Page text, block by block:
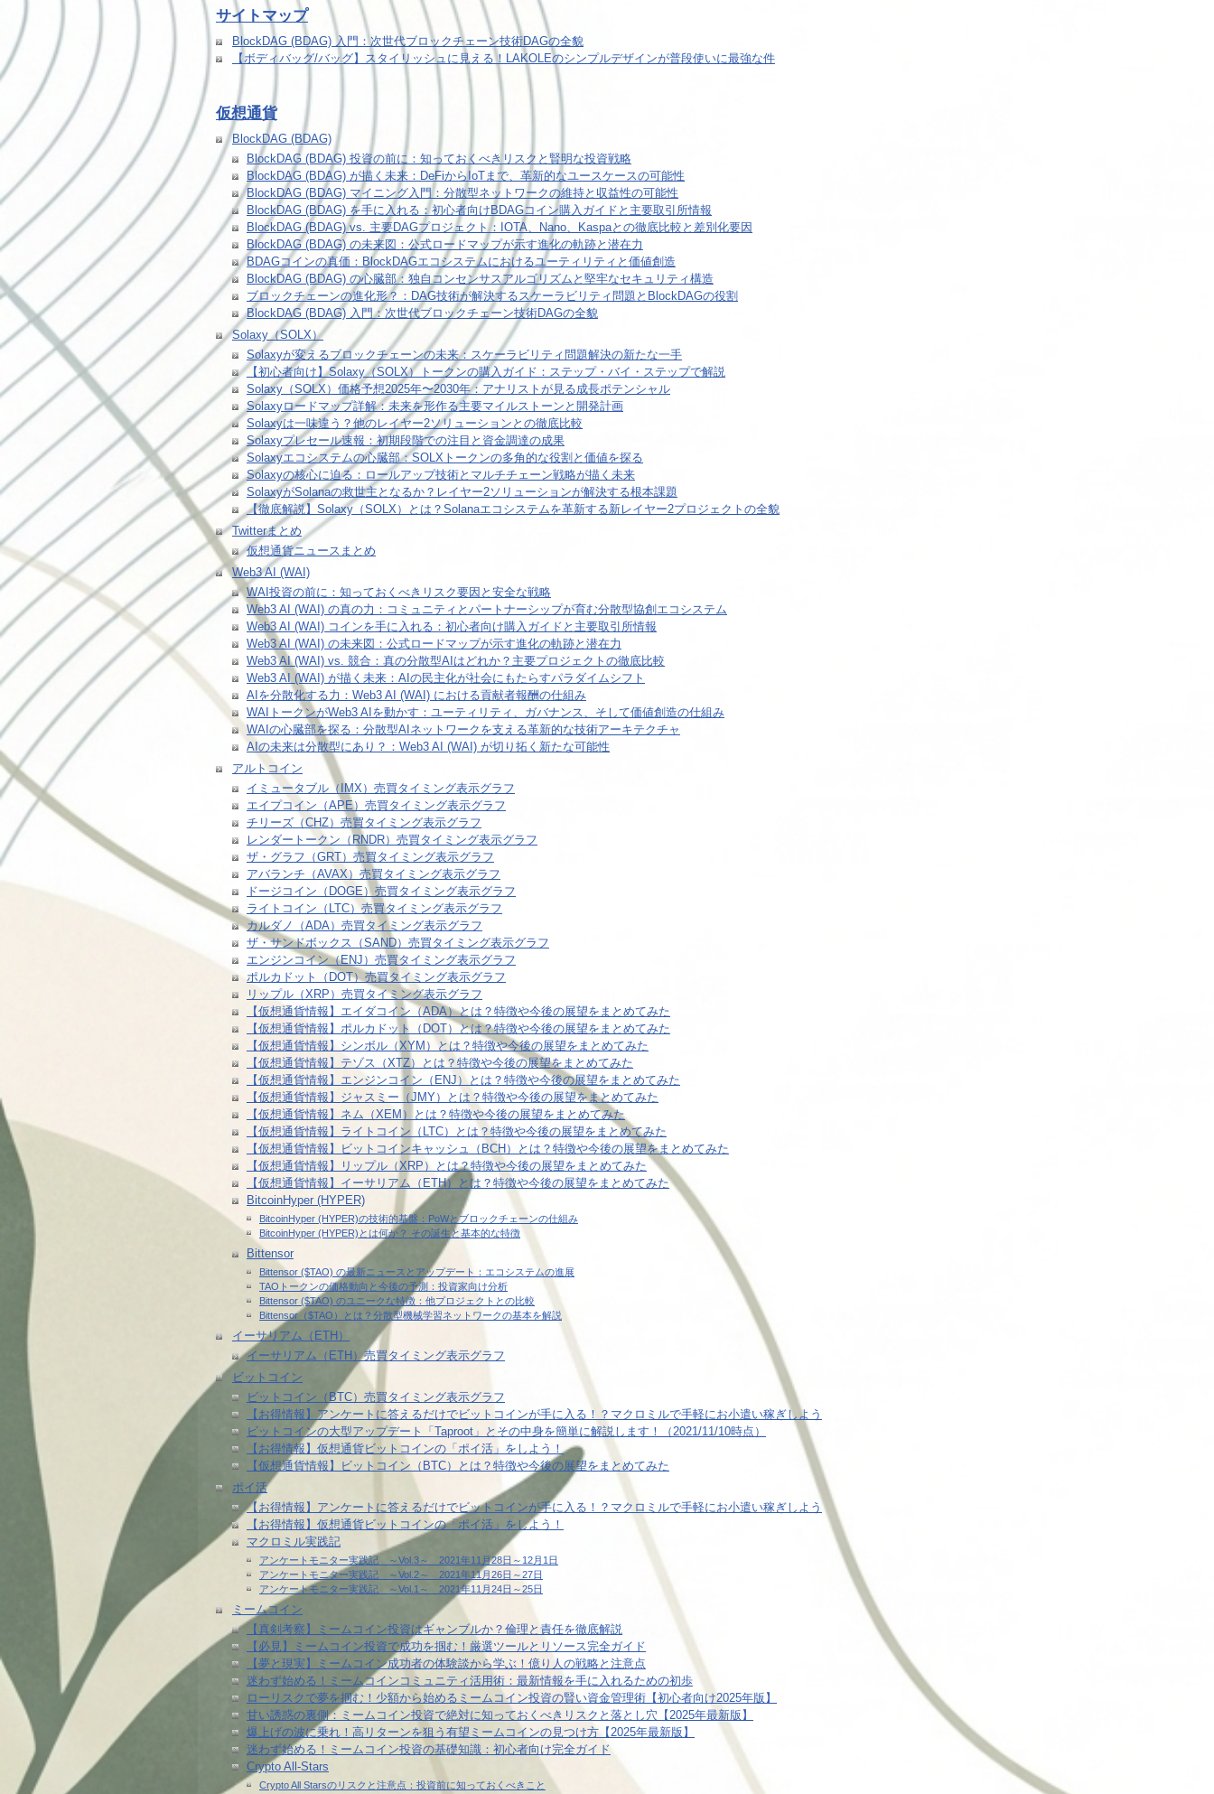
サイトマップ
BlockDAG (BDAG) 入門：次世代ブロックチェーン技術DAGの全貌
【ボディバッグ/バッグ】スタイリッシュに見える！LAKOLEのシンプルデザインが普段使いに最強な件
仮想通貨
BlockDAG (BDAG)
BlockDAG (BDAG) 投資の前に：知っておくべきリスクと賢明な投資戦略
BlockDAG (BDAG) が描く未来：DeFiからIoTまで、革新的なユースケースの可能性
BlockDAG (BDAG) マイニング入門：分散型ネットワークの維持と収益性の可能性
BlockDAG (BDAG) を手に入れる：初心者向けBDAGコイン購入ガイドと主要取引所情報
BlockDAG (BDAG) vs. 主要DAGプロジェクト：IOTA、Nano、Kaspaとの徹底比較と差別化要因
BlockDAG (BDAG) の未来図：公式ロードマップが示す進化の軌跡と潜在力
BDAGコインの真価：BlockDAGエコシステムにおけるユーティリティと価値創造
BlockDAG (BDAG) の心臓部：独自コンセンサスアルゴリズムと堅牢なセキュリティ構造
ブロックチェーンの進化形？：DAG技術が解決するスケーラビリティ問題とBlockDAGの役割
BlockDAG (BDAG) 入門：次世代ブロックチェーン技術DAGの全貌
Solaxy（SOLX）
Solaxyが変えるブロックチェーンの未来：スケーラビリティ問題解決の新たな一手
【初心者向け】Solaxy（SOLX）トークンの購入ガイド：ステップ・バイ・ステップで解説
Solaxy（SOLX）価格予想2025年〜2030年：アナリストが見る成長ポテンシャル
Solaxyロードマップ詳解：未来を形作る主要マイルストーンと開発計画
Solaxyは一味違う？他のレイヤー2ソリューションとの徹底比較
Solaxyプレセール速報：初期段階での注目と資金調達の成果
Solaxyエコシステムの心臓部：SOLXトークンの多角的な役割と価値を探る
Solaxyの核心に迫る：ロールアップ技術とマルチチェーン戦略が描く未来
SolaxyがSolanaの救世主となるか？レイヤー2ソリューションが解決する根本課題
【徹底解説】Solaxy（SOLX）とは？Solanaエコシステムを革新する新レイヤー2プロジェクトの全貌
Twitterまとめ
仮想通貨ニュースまとめ
Web3 AI (WAI)
WAI投資の前に：知っておくべきリスク要因と安全な戦略
Web3 AI (WAI) の真の力：コミュニティとパートナーシップが育む分散型協創エコシステム
Web3 AI (WAI) コインを手に入れる：初心者向け購入ガイドと主要取引所情報
Web3 AI (WAI) の未来図：公式ロードマップが示す進化の軌跡と潜在力
Web3 AI (WAI) vs. 競合：真の分散型AIはどれか？主要プロジェクトの徹底比較
Web3 AI (WAI) が描く未来：AIの民主化が社会にもたらすパラダイムシフト
AIを分散化する力：Web3 AI (WAI) における貢献者報酬の仕組み
WAIトークンがWeb3 AIを動かす：ユーティリティ、ガバナンス、そして価値創造の仕組み
WAIの心臓部を探る：分散型AIネットワークを支える革新的な技術アーキテクチャ
AIの未来は分散型にあり？：Web3 AI (WAI) が切り拓く新たな可能性
アルトコイン
イミュータブル（IMX）売買タイミング表示グラフ
エイプコイン（APE）売買タイミング表示グラフ
チリーズ（CHZ）売買タイミング表示グラフ
レンダートークン（RNDR）売買タイミング表示グラフ
ザ・グラフ（GRT）売買タイミング表示グラフ
アバランチ（AVAX）売買タイミング表示グラフ
ドージコイン（DOGE）売買タイミング表示グラフ
ライトコイン（LTC）売買タイミング表示グラフ
カルダノ（ADA）売買タイミング表示グラフ
ザ・サンドボックス（SAND）売買タイミング表示グラフ
エンジンコイン（ENJ）売買タイミング表示グラフ
ポルカドット（DOT）売買タイミング表示グラフ
リップル（XRP）売買タイミング表示グラフ
【仮想通貨情報】エイダコイン（ADA）とは？特徴や今後の展望をまとめてみた
【仮想通貨情報】ポルカドット（DOT）とは？特徴や今後の展望をまとめてみた
【仮想通貨情報】シンボル（XYM）とは？特徴や今後の展望をまとめてみた
【仮想通貨情報】テゾス（XTZ）とは？特徴や今後の展望をまとめてみた
【仮想通貨情報】エンジンコイン（ENJ）とは？特徴や今後の展望をまとめてみた
【仮想通貨情報】ジャスミー（JMY）とは？特徴や今後の展望をまとめてみた
【仮想通貨情報】ネム（XEM）とは？特徴や今後の展望をまとめてみた
【仮想通貨情報】ライトコイン（LTC）とは？特徴や今後の展望をまとめてみた
【仮想通貨情報】ビットコインキャッシュ（BCH）とは？特徴や今後の展望をまとめてみた
【仮想通貨情報】リップル（XRP）とは？特徴や今後の展望をまとめてみた
【仮想通貨情報】イーサリアム（ETH）とは？特徴や今後の展望をまとめてみた
BitcoinHyper (HYPER)
BitcoinHyper (HYPER)の技術的基盤：PoWとブロックチェーンの仕組み
BitcoinHyper (HYPER)とは何か？ その誕生と基本的な特徴
Bittensor
Bittensor ($TAO) の最新ニュースとアップデート：エコシステムの進展
TAOトークンの価格動向と今後の予測：投資家向け分析
Bittensor ($TAO) のユニークな特徴：他プロジェクトとの比較
Bittensor（$TAO）とは？分散型機械学習ネットワークの基本を解説
イーサリアム（ETH）
イーサリアム（ETH）売買タイミング表示グラフ
ビットコイン
ビットコイン（BTC）売買タイミング表示グラフ
【お得情報】アンケートに答えるだけでビットコインが手に入る！？マクロミルで手軽にお小遣い稼ぎしよう
ビットコインの大型アップデート「Taproot」とその中身を簡単に解説します！（2021/11/10時点）
【お得情報】仮想通貨ビットコインの「ポイ活」をしよう！
【仮想通貨情報】ビットコイン（BTC）とは？特徴や今後の展望をまとめてみた
ポイ活
【お得情報】アンケートに答えるだけでビットコインが手に入る！？マクロミルで手軽にお小遣い稼ぎしよう
【お得情報】仮想通貨ビットコインの「ポイ活」をしよう！
マクロミル実践記
アンケートモニター実践記 ～Vol.3～ 2021年11月28日～12月1日
アンケートモニター実践記 ～Vol.2～ 2021年11月26日～27日
アンケートモニター実践記 ～Vol.1～ 2021年11月24日～25日
ミームコイン
【真剣考察】ミームコイン投資はギャンブルか？倫理と責任を徹底解説
【必見】ミームコイン投資で成功を掴む！厳選ツールとリソース完全ガイド
【夢と現実】ミームコイン成功者の体験談から学ぶ！億り人の戦略と注意点
迷わず始める！ミームコインコミュニティ活用術：最新情報を手に入れるための初歩
ローリスクで夢を掴む！少額から始めるミームコイン投資の賢い資金管理術【初心者向け2025年版】
甘い誘惑の裏側：ミームコイン投資で絶対に知っておくべきリスクと落とし穴【2025年最新版】
爆上げの波に乗れ！高リターンを狙う有望ミームコインの見つけ方【2025年最新版】
迷わず始める！ミームコイン投資の基礎知識：初心者向け完全ガイド
Crypto All-Stars
Crypto All Starsのリスクと注意点：投資前に知っておくべきこと